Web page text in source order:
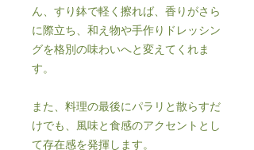
ん、すり鉢で軽く擦れば、香りがさら
に際立ち、和え物や手作りドレッシン
グを格別の味わいへと変えてくれま
す。
また、料理の最後にパラリと散らすだ
けでも、風味と食感のアクセントとし
て存在感を発揮します。